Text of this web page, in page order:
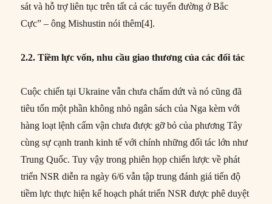
sát và hỗ trợ liên tục trên tất cả các tuyến đường ở Bắc
Cực” – ông Mishustin nói thêm[4].
2.2. Tiềm lực vốn, nhu cầu giao thương của các đối tác
Cuộc chiến tại Ukraine vẫn chưa chấm dứt và nó cũng đã
tiêu tốn một phần không nhỏ ngân sách của Nga kèm với
hàng loạt lệnh cấm vận chưa được gỡ bỏ của phương Tây
cùng sự cạnh tranh kinh tế với chính những đối tác lớn như
Trung Quốc. Tuy vậy trong phiên họp chiến lược về phát
triển NSR diễn ra ngày 6/6 vẫn tập trung đánh giá tiến độ
tiềm lực thực hiện kế hoạch phát triển NSR được phê duyệt